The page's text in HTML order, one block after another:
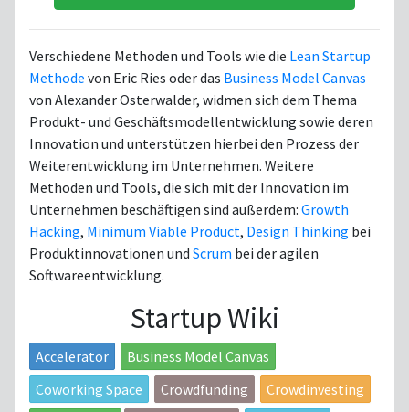
Verschiedene Methoden und Tools wie die Lean Startup
Methode von Eric Ries oder das Business Model Canvas
von Alexander Osterwalder, widmen sich dem Thema
Produkt- und Geschäftsmodellentwicklung sowie deren
Innovation und unterstützen hierbei den Prozess der
Weiterentwicklung im Unternehmen. Weitere
Methoden und Tools, die sich mit der Innovation im
Unternehmen beschäftigen sind außerdem: Growth
Hacking, Minimum Viable Product, Design Thinking bei
Produktinnovationen und Scrum bei der agilen
Softwareentwicklung.
Startup Wiki
Accelerator
Business Model Canvas
Coworking Space
Crowdfunding
Crowdinvesting